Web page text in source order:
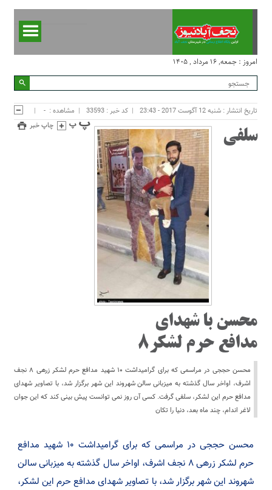
امروز : جمعه, ۱۶ مرداد , ۱۴۰۵
تاریخ انتشار : شنبه 12 آگوست 2017 - 23:43 کد خبر : 33593 مشاهده : -
چاپ خبر
سلفی
محسن با شهدای
مدافع حرم لشکر۸
محسن حججی در مراسمی که برای گرامیداشت ۱۰ شهید مدافع حرم لشکر زرهی ۸ نجف
اشرف، اواخر سال گذشته به میزبانی سالن شهروند این شهر برگزار شد، با تصاویر شهدای
مدافع حرم این لشکر، سلفی گرفت. کسی آن روز نمی توانست پیش بینی کند که این جوان
لاغر اندام، چند ماه بعد، دنیا را تکان
محسن حججی در مراسمی که برای گرامیداشت ۱۰ شهید مدافع
حرم لشکر زرهی ۸ نجف اشرف، اواخر سال گذشته به میزبانی سالن
شهروند این شهر برگزار شد، با تصاویر شهدای مدافع حرم این لشکر،